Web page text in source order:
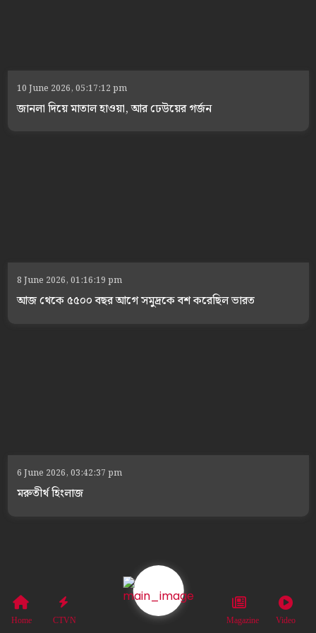
10 June 2026, 05:17:12 pm
জানলা দিয়ে মাতাল হাওয়া, আর ঢেউয়ের গর্জন
8 June 2026, 01:16:19 pm
আজ থেকে ৫৫০০ বছর আগে সমুদ্রকে বশ করেছিল ভারত
6 June 2026, 03:42:37 pm
মরুতীর্থ হিংলাজ
Home CTVN Magazine Video